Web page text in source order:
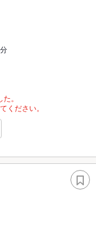
。
ください。